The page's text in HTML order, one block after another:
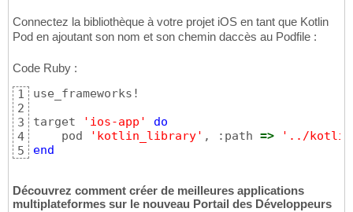
Connectez la bibliothèque à votre projet iOS en tant que Kotlin
Pod en ajoutant son nom et son chemin daccès au Podfile :
Code Ruby :
1
2
3
4
5
use_frameworks!
target
'ios-app'
do
    pod
'kotlin_library' , :path =>
'../
end
Découvrez comment créer de meilleures applications
multiplateformes sur le nouveau Portail des Développeurs